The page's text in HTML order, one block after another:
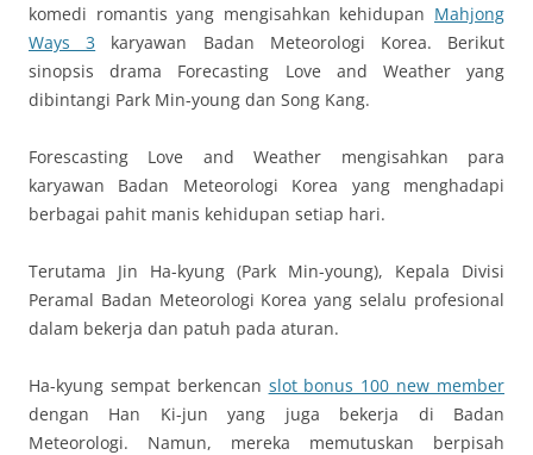
komedi romantis yang mengisahkan kehidupan Mahjong
Ways 3 karyawan Badan Meteorologi Korea. Berikut
sinopsis drama Forecasting Love and Weather yang
dibintangi Park Min-young dan Song Kang.
Forescasting Love and Weather mengisahkan para
karyawan Badan Meteorologi Korea yang menghadapi
berbagai pahit manis kehidupan setiap hari.
Terutama Jin Ha-kyung (Park Min-young), Kepala Divisi
Peramal Badan Meteorologi Korea yang selalu profesional
dalam bekerja dan patuh pada aturan.
Ha-kyung sempat berkencan slot bonus 100 new member
dengan Han Ki-jun yang juga bekerja di Badan
Meteorologi. Namun, mereka memutuskan berpisah